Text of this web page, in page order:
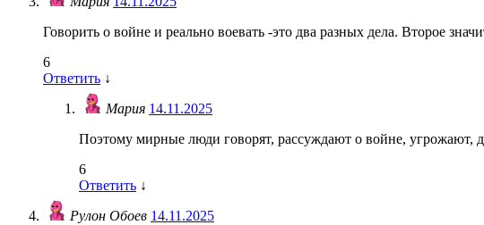
Говорить о войне и реально воевать -это два разных дела. Второе
6
Ответить ↓
Мария 14.11.2025
Поэтому мирные люди говорят, рассуждают о войне, угрожают,
6
Ответить ↓
Рулон Обоев 14.11.2025